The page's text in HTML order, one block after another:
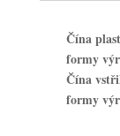
Čína
formy
Čína
formy